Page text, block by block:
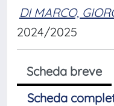
DI MARCO,
2024/2025
Scheda breve
Scheda